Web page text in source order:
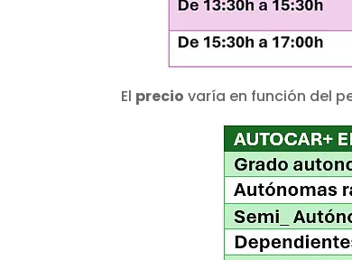
El precio varía en función del